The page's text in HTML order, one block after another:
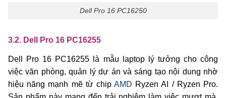
Dell Pro 16 PC16250
3.2. Dell Pro 16 PC16255
Dell Pro 16 PC16255 là mẫu laptop lý tưởng cho công
việc văn phòng, quản lý dự án và sáng tạo nội dung nhờ
hiệu năng mạnh mẽ từ chipAMD Ryzen AI / Ryzen Pro.